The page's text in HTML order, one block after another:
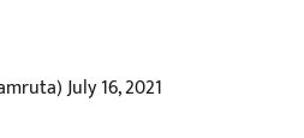
July 16, 2021